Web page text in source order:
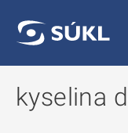
kyselina